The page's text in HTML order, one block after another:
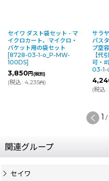
ト - マ
クロ・
ト
サラヤ スプレーボトル サニ
パスター用 [500mL泡タイ
プ空容器 × 12] - 詰替ボトル
【代引不可・個人宅配送不
6162-
4,240
2
関連グループ
セイワ